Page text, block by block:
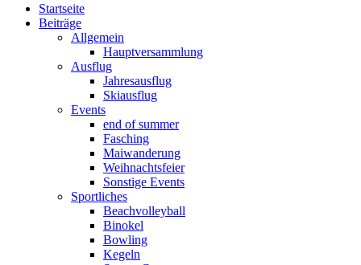
Startseite
Beiträge
Allgemein
Hauptversammlung
Ausflug
Jahresausflug
Skiausflug
Events
end of summer
Fasching
Maiwanderung
Weihnachtsfeier
Sonstige Events
Sportliches
Beachvolleyball
Binokel
Bowling
Kegeln